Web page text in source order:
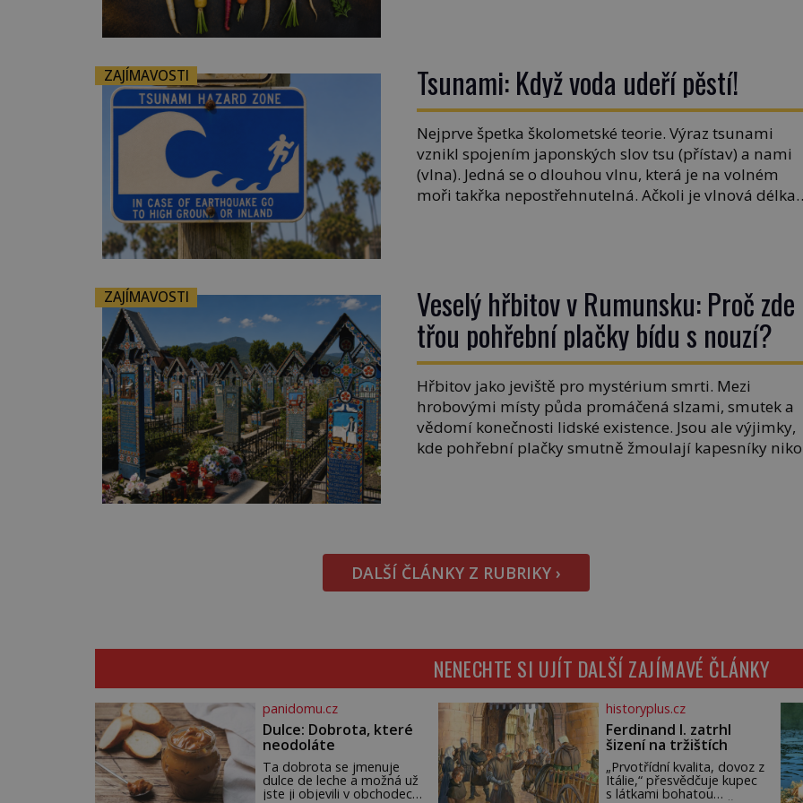
ZAJÍMAVOSTI Tsunami: Když voda udeří pěstí!
Nejprve špetka školometské teorie. Výraz tsunami
vznikl spojením japonských slov tsu (přístav) a nami
(vlna). Jedná se o dlouhou vlnu, která je na volném
moři takřka nepostřehnutelná. Ačkoli je vlnová délka
ZAJÍMAVOSTI Veselý hřbitov v Rumunsku: Proč zde
třou pohřební plačky bídu s nouzí?
Hřbitov jako jeviště pro mystérium smrti. Mezi
hrobovými místy půda promáčená slzami, smutek a
vědomí konečnosti lidské existence. Jsou ale výjimky,
kde pohřební plačky smutně žmoulají kapesníky
nedaleko hranic […]
DALŠÍ ČLÁNKY Z RUBRIKY ›
NENECHTE SI UJÍT DALŠÍ ZAJÍMAVÉ ČLÁNKY
panidomu.cz
Dulce: Dobrota, které
neodoláte
Ta dobrota se jmenuje
dulce de leche a možná už
jste ji objevili v obchodech.
historyplus.cz
Ferdinand I. zatrhl
šizení na tržištích
„Prvotřídní kvalita, dovoz z
Itálie,“ přesvědčuje kupec
s látkami bohatou